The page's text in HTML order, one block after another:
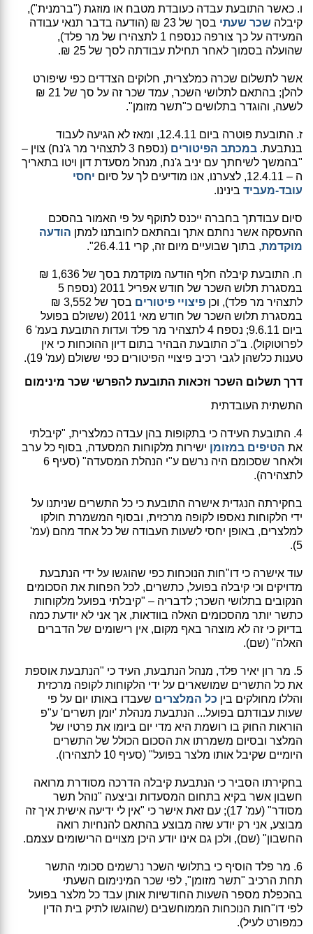
ו. כאשר התובעת עבדה כעובדת מטבח או מוזגת ("ברמנית"),
קיבלה שכר שעתי
בסך של 23 ₪ (הודעה בדבר תנאי עבודה
המעידה על כך צורפה כנספח 1 לתצהירו של מר פלד),
שהועלה בסמוך לאחר תחילת עבודתה לסך של 25 ₪.
אשר לתשלום שכרה כמלצרית, חלוקים הצדדים כפי שיפורט
להלן; בהתאם לתלושי השכר, עמד שכר זה על סך של 21 ₪
לשעה, והוגדר בתלושים כ"תשר מזומן".
ז. התובעת פוטרה ביום 12.4.11, ומאז לא הגיעה לעבוד
בנתבעת. במכתב הפיטורים
(נספח 3 לתצהיר מר ג'נח) צוין –
"בהמשך לשיחתך עם יניב ג'נח, מנהל מסעדת דון ויטו בתאריך
ה – 12.4.11, לצערנו, אנו מודיעים לך על סיום
יחסי
עובד-מעביד בינינו.
סיום עבודתך בחברה ייכנס לתוקף על פי האמור בהסכם
ההעסקה אשר נחתם אתך ובהתאם לחובתנו למתן הודעה
מוקדמת, בתוך שבועיים מיום זה, קרי 26.4.11".
ח. התובעת קיבלה חלף הודעה מוקדמת בסך של 1,636 ₪
במסגרת תלוש השכר של חודש אפריל 2011 (נספח 5
לתצהיר מר פלד), וכן פיצויי פיטורים
בסך של 3,552 ₪
במסגרת תלוש השכר של חודש מאי 2011 (ששולם בפועל
ביום 9.6.11; נספח 4 לתצהיר מר פלד ועדות התובעת בעמ' 6
לפרוטוקול). ב"כ התובעת הבהיר בתום דיון ההוכחות כי אין
טענות כלשהן לגבי רכיב פיצויי הפיטורים כפי ששולם (עמ' 19).
דרך תשלום השכר וזכאות התובעת להפרשי שכר מינימום
התשתית העובדתית
4. התובעת העידה כי בתקופות בהן עבדה כמלצרית, "קיבלתי
את הטיפים במזומן ישירות מלקוחות המסעדה, בסוף כל ערב
ולאחר שסכומם היה נרשם ע"י הנהלת המסעדה" (סעיף 6
לתצהירה).
בחקירתה הנגדית אישרה התובעת כי כל התשרים שניתנו על
ידי הלקוחות נאספו לקופה מרכזית, ובסוף המשמרת חולקו
למלצרים, באופן יחסי לשעות העבודה של כל אחד מהם (עמ'
5).
עוד אישרה כי דו"חות הנוכחות כפי שהוגשו על ידי הנתבעת
מדויקים וכי קיבלה בפועל, כתשרים, לכל הפחות את הסכומים
הנקובים בתלושי השכר; לדבריה – "קיבלתי בפועל מלקוחות
כתשר יותר מהסכומים האלה בוודאות, אך אני לא יודעת כמה
בדיוק כי זה לא מוצהר באף מקום, אין רישומים של הדברים
האלה" (שם).
5. מר רון יאיר פלד, מנהל הנתבעת, העיד כי "הנתבעת אוספת
את כל התשרים שמושארים על ידי הלקוחות לקופה מרכזית
והללו מחולקים בין כל המלצרים שעבדו באותו יום על פי
שעות עבודתם בפועל... הנתבעת מנהלת 'יומן תשרים' ע"פ
הוראות החוק בו רושמת היא מדי יום ביומו את פרטיו של
המלצר ובסיום משמרתו את הסכום הכולל של התשרים
היומיים שקיבל אותו מלצר בפועל" (סעיף 10 לתצהירו).
בחקירתו הסביר כי הנתבעת קיבלה הדרכה מסודרת מרואה
חשבון אשר בקיא בתחום המסעדות וביצעה "נוהל תשר
מסודר" (עמ' 17); עם זאת אישר כי "אין לי ידיעה אישית איך זה
מבוצע, אני רק יודע שזה מבוצע בהתאם להנחיות רואה
החשבון" (שם), ולכן גם אינו יודע היכן מצויים הרישומים עצמם.
6. מר פלד הוסיף כי בתלושי השכר נרשמים סכומי התשר
תחת הרכיב "תשר מזומן", לפי שכר המינימום השעתי
בהכפלת מספר השעות החודשיות אותן עבד כל מלצר בפועל
לפי דו"חות הנוכחות הממוחשבים (שהוגשו לתיק בית הדין
כמפורט לעיל).